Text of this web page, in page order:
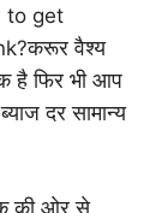
to get
करूर वैश्य
है फिर भी आप
दर सामान्य
की ओर से